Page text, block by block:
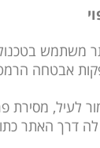
משתמש
אבטחה
לעיל,
דרך האתר